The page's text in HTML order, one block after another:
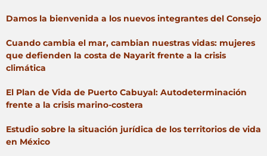
Damos la bienvenida a los nuevos integrantes del Consejo
Cuando cambia el mar, cambian nuestras vidas: mujeres
que defienden la costa de Nayarit frente a la crisis
climática
El Plan de Vida de Puerto Cabuyal: Autodeterminación
frente a la crisis marino-costera
Estudio sobre la situación jurídica de los territorios de vida
en México